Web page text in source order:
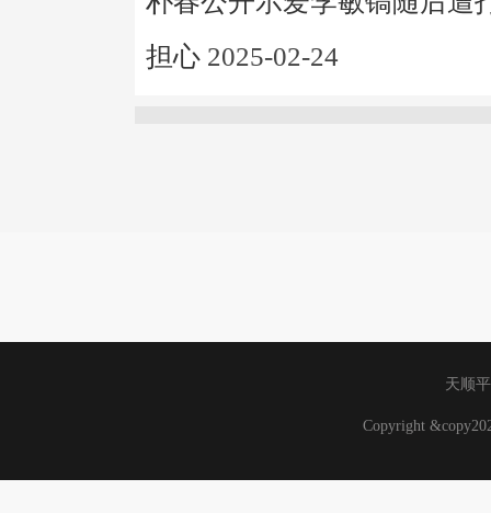
担心 2025-02-24
天顺
Copyright